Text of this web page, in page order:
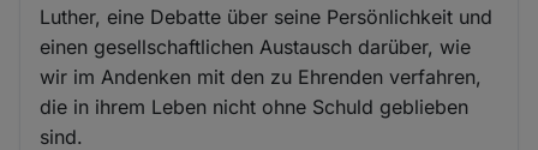
Luther, eine Debatte über seine Persönlichkeit und
einen gesellschaftlichen Austausch darüber, wie
wir im Andenken mit den zu Ehrenden verfahren,
die in ihrem Leben nicht ohne Schuld geblieben
sind.